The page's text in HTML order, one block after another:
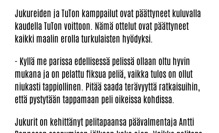
Jukureiden ja TuTon kamppailut ovat päättyneet kuluvalla
kaudella TuTon voittoon. Nämä ottelut ovat päättyneet
kaikki maalin erolla turkulaisten hyödyksi.
- Kyllä me parissa edellisessä pelissä ollaan oltu hyvin
mukana ja on pelattu fiksua peliä, vaikka tulos on ollut
niukasti tappiollinen. Pitää saada terävyyttä ratkaisuihin,
että pystytään tappamaan peli oikeissa kohdissa.
Jukurit on kehittänyt pelitapaansa päävalmentaja Antti